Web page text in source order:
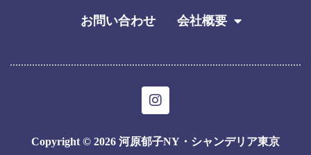
お問い合わせ 会社概要
I
n
t
a
Copyright © 2026 河原郁子NY・シャンデリア東京